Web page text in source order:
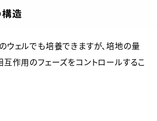
造
ウェルでも培養できますが、培地の量
互作用のフェーズをコントロールするこ